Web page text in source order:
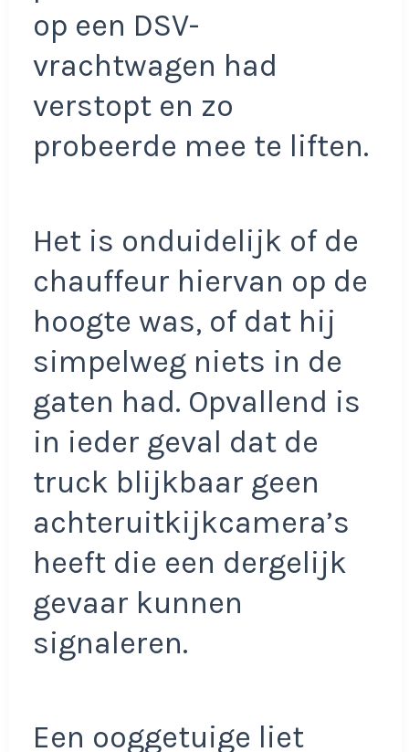
op een DSV-
vrachtwagen had
verstopt en zo
probeerde mee te liften.
Het is onduidelijk of de
chauffeur hiervan op de
hoogte was, of dat hij
simpelweg niets in de
gaten had. Opvallend is
in ieder geval dat de
truck blijkbaar geen
achteruitkijkcamera’s
heeft die een dergelijk
gevaar kunnen
signaleren.
Een ooggetuige liet